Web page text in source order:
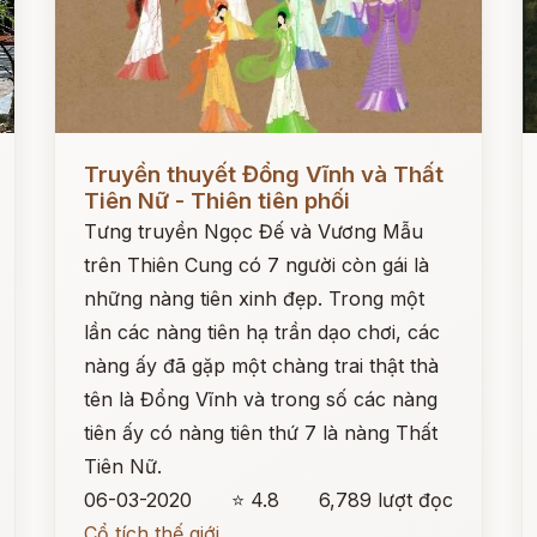
Đọc ngay
Truyền thuyết Đổng Vĩnh và Thất
Tiên Nữ - Thiên tiên phối
Tưng truyền Ngọc Đế và Vương Mẫu
trên Thiên Cung có 7 người còn gái là
những nàng tiên xinh đẹp. Trong một
lần các nàng tiên hạ trần dạo chơi, các
nàng ấy đã gặp một chàng trai thật thà
tên là Đổng Vĩnh và trong số các nàng
tiên ấy có nàng tiên thứ 7 là nàng Thất
Tiên Nữ.
06-03-2020
⭐ 4.8
6,789 lượt đọc